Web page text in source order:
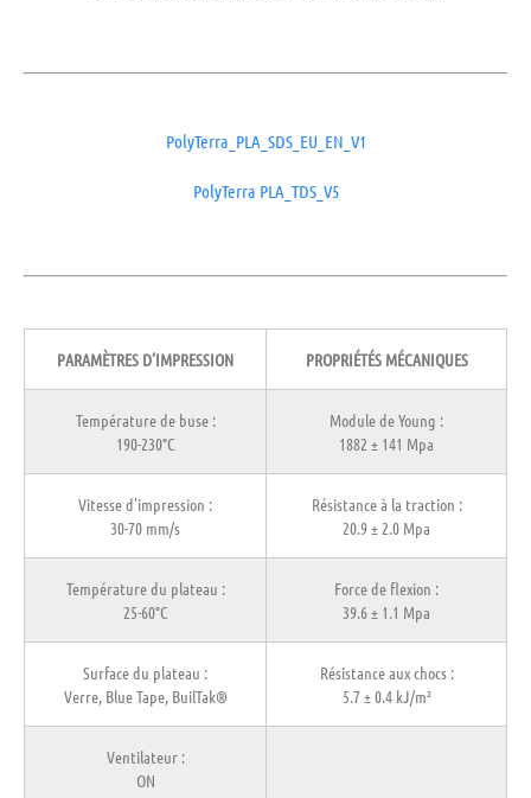
PolyTerra_PLA_SDS_EU_EN_V1
PolyTerra PLA_TDS_V5
PARAMÈTRES D’IMPRESSION PROPRIÉTÉS MÉCANIQUES
Température de buse :
190-230°C
Module de Young :
1882 ± 141 Mpa
Vitesse d’impression :
30-70 mm/s
Résistance à la traction :
20.9 ± 2.0 Mpa
Température du plateau :
25-60°C
Force de flexion :
39.6 ± 1.1 Mpa
Surface du plateau :
Verre, Blue Tape, BuilTak®
Résistance aux chocs :
5.7 ± 0.4 kJ/m²
Ventilateur :
ON